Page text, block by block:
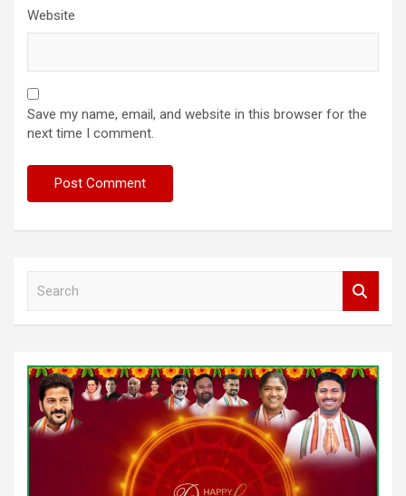
Website
Save my name, email, and website in this browser for the
next time I comment.
h